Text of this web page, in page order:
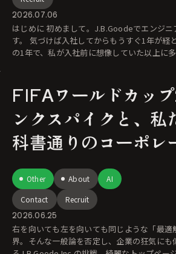
2026.07.06
はじめに 初めまして。J.B.Goodeでエンジニアをしている藤本で
す。 気づけば入社してからもうすぐ1年が経とうとしています。 こ
の1年で、私が入社前に想像していた以上に
FIFAワールドカッ
ンクスパイクと、私
科書通りのコーポレ
ト」ではない理由
Other About
AI
Contact
Recruit
2026.06.25
右を向いても左を向いても同じような「最
界。そんな一般論を否定し、企業の狂気に